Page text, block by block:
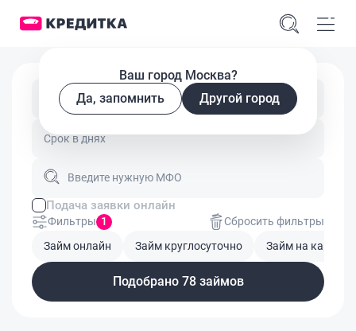
Ваш город Москва?
Да, запомнить
Другой город
Введите сумму займа
Введите нужную МФО
Подача заявки онлайн
Фильтры 1
Сбросить фильтры
Займ онлайн
Займ круглосуточно Займ на карту
Подобрано 78 займов